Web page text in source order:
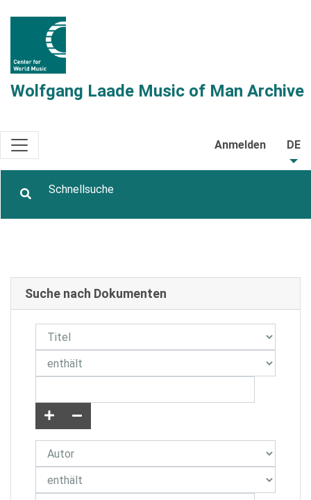
Wolfgang Laade Music of Man Archive
Anmelden DE
Suche nach Dokumenten